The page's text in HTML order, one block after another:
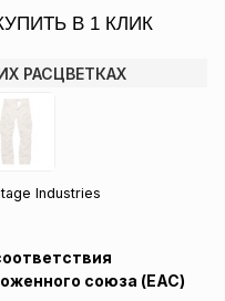
В 1 КЛИК
РАСЦВЕТКАХ
Industries
союза (EAC)